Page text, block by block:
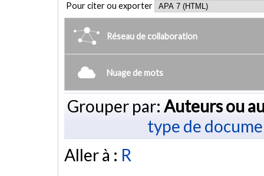
Pour citer ou exporter
Réseau de collaboration
Nuage de mots
Grouper par: Auteurs ou
type de
Aller à : R